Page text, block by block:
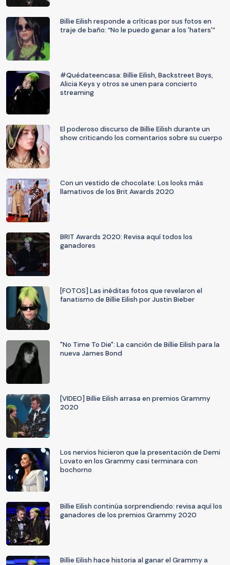
Billie Eilish responde a críticas por sus fotos en
traje de baño: “No le puedo ganar a los 'haters'”
#Quédateencasa: Billie Eilish, Backstreet Boys,
Alicia Keys y otros se unen para concierto
streaming
El poderoso discurso de Billie Eilish durante un
show criticando los comentarios sobre su cuerpo
Con un vestido de chocolate: Los looks más
llamativos de los Brit Awards 2020
BRIT Awards 2020: Revisa aquí todos los
ganadores
[FOTOS] Las inéditas fotos que revelaron el
fanatismo de Billie Eilish por Justin Bieber
"No Time To Die": La canción de Billie Eilish para la
nueva James Bond
[VIDEO] Billie Eilish arrasa en premios Grammy
2020
Los nervios hicieron que la presentación de Demi
Lovato en los Grammy casi terminara con
bochorno
Billie Eilish continúa sorprendiendo: revisa aquí los
ganadores de los premios Grammy 2020
Billie Eilish hace historia al ganar el Grammy a